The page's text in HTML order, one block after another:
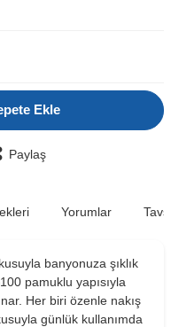
Ekle
Paylaş
Yorumlar
banyonuza şıklık
pamuklu yapısıyla
Her biri özenle nakış
günlük kullanımda